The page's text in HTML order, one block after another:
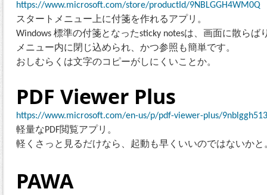
https://www.microsoft.com/store/productId/9NBLGGH4WM0Q
スタートメニュー上に付箋を作れるアプリ。
Windows 標準の付箋となったsticky notesは、画面に散ら
メニュー内に閉じ込められ、かつ参照も簡単です。
おしむらくは文字のコピーがしにくいことか。
PDF Viewer Plus
https://www.microsoft.com/en-us/p/pdf-viewer-plus/
軽量なPDF閲覧アプリ。
軽くさっと見るだけなら、起動も早くいいのではないかと
PAWA